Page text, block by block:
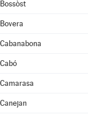
Bossòst
Bovera
Cabanabona
Cabó
Camarasa
Canejan